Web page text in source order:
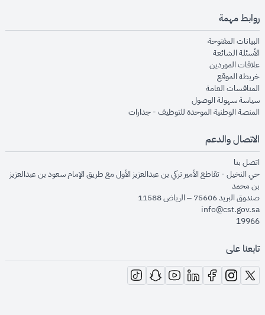
روابط مهمة
البيانات المفتوحةopens in new window
الأسئلة الشائعةopens in new window
علاقات الموردينopens in new window
خريطة الموقعopens in new window
المنافسات العامةopens in new window
سياسة سهولة الوصولopens in new window
المنصة الوطنية الموحدة للتوظيف - جداراتopens in new window
الاتصال والدعم
اتصل بنا
حي النخيل - تقاطع الأمير تركي بن عبدالعزيز الأول مع طريق الإمام سعود بن عبدالعزيز
بن محمد
صندوق البريد 75606 – الرياض 11588
info@cst.gov.sa
19966
تابعنا على
opens in new window
opens in new window
opens in new window
opens in new window
opens in new window
opens in new window
opens in new window